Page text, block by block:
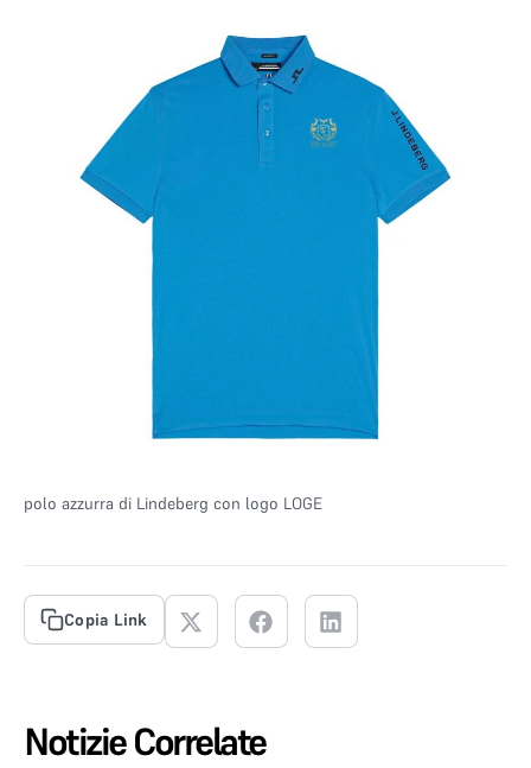
polo azzurra di Lindeberg con logo LOGE
Copia Link
Notizie Correlate